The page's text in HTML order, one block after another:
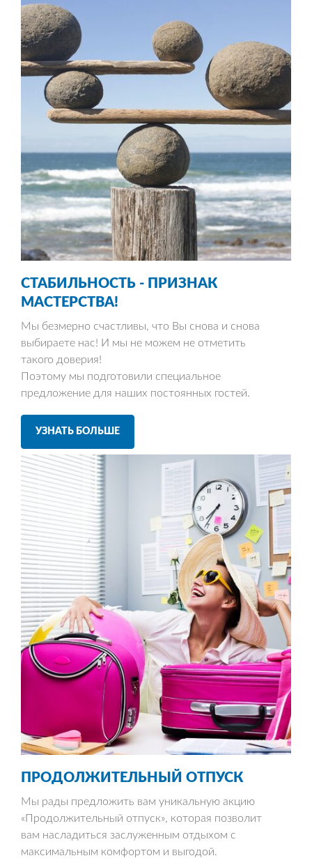
СТАБИЛЬНОСТЬ - ПРИЗНАК
МАСТЕРСТВА!
Мы безмерно счастливы, что Вы снова и снова
выбираете нас! И мы не можем не отметить
такого доверия!
Поэтому мы подготовили специальное
предложение для наших постоянных гостей.
УЗНАТЬ БОЛЬШЕ
ПРОДОЛЖИТЕЛЬНЫЙ ОТПУСК
Мы рады предложить вам уникальную акцию
«Продолжительный отпуск», которая позволит
вам насладиться заслуженным отдыхом с
максимальным комфортом и выгодой.